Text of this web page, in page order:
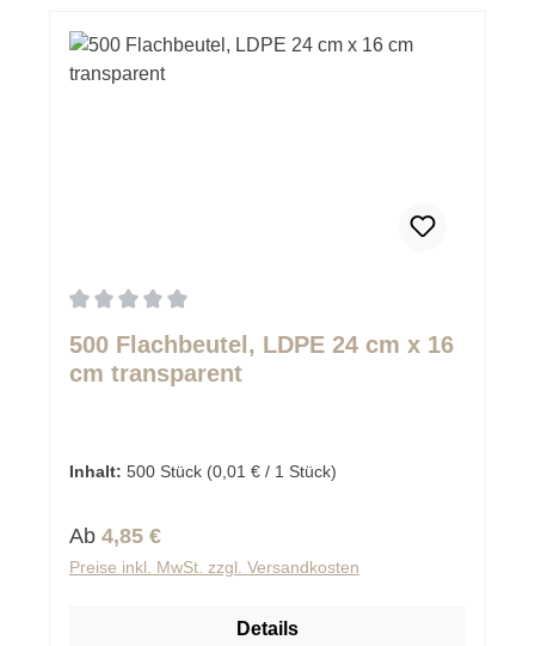
500 Flachbeutel, LDPE 24 cm x 16
cm transparent
Inhalt: 500 Stück (0,01 € / 1 Stück)
Regulärer Preis:
Ab 4,85 €
Preise inkl. MwSt. zzgl. Versandkosten
Details